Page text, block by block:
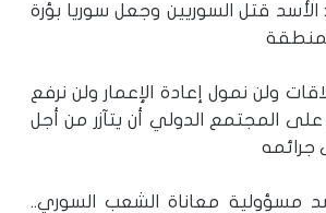
الأسد قتل السوريين وجعل سوريا بؤرة
ولن نمول إعادة الإعمار ولن نرفع
المجتمع الدولي أن يتآزر من أجل
جرائمه
مسؤولية معاناة الشعب السوري..